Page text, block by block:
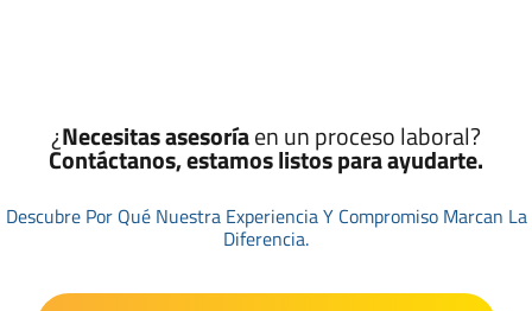
¿Necesitas asesoríaen un proceso laboral?
Contáctanos, estamos listos para ayudarte.
Descubre Por Qué Nuestra Experiencia Y Compromiso Marcan La
Diferencia.